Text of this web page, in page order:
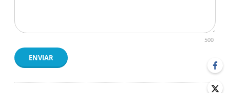
500
ENVIAR